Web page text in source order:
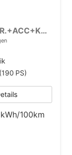
Essence 60 FÖRDERFÄHIG+5J GAR.+ACC+KAMERA+19" ALU+SMARTLINK+KLIMA+LED
PS)
100km